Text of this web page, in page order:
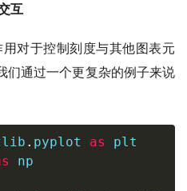
互
用对于控制刻度与其他图表元
们通过一个更复杂的例子来说
. pyplot as
np